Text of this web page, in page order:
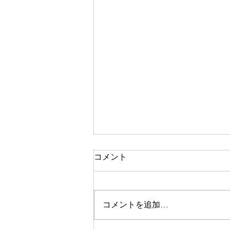
スクールコンサート最終日
こんにちは！はじめまして。ホル
ールコンサート最終日の9月28日
(金)は、五所川原市立市浦小学校
さんにて演奏させて頂きました。
コメント
コメントを追加…